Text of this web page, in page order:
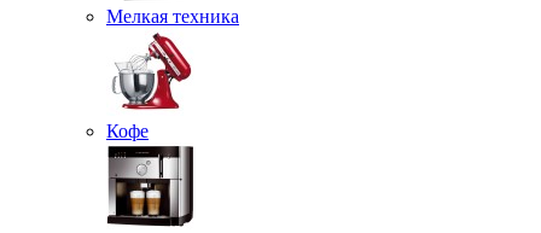
Мелкая техника
Кофе